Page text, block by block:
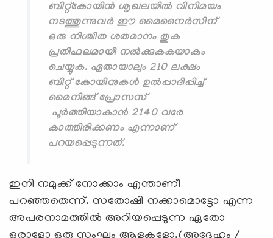
ബിറ്റ്കോയിന്‍ ശൃഖലയില്‍ വിനിമയം
നടത്തുന്നുവ‍ര്‍ ഈ മൈനൈര്‍സിന്
ഒരു നിശ്ചിത ശതമാനം തുക
പ്രതിഫലമായി നല്‍ക്കുകകയാകും
ചെയ്യുക. ഏതായാലും 210 ലക്ഷം
ബിറ്റ് കോയിനുകള്‍ ഉല്‍പ്പാദിപ്പിച്ച്
മൈനിങ്ങ് പ്രോസസ്
പൂർത്തിയാകാൻ 2140 വരേ
കാത്തിരിക്കണം എന്നാണ്
പറയപ്പെടുന്നത്.
ഇനി നമുക്ക് നോക്കാം എന്താണീ
പറഞ്ഞതെന്ന്. സതോഷി നക്കാമൊട്ടോ എന്ന
അപരനാമത്തില്‍ അറിയപ്പെടുന്ന ഏതോ
ഒരാളോ ഒരു സംഘം ആളുകളോ.(അദ്ദേഹം /